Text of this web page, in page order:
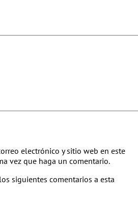
electrónico y sitio web en este
vez que haga un comentario.
siguientes comentarios a esta